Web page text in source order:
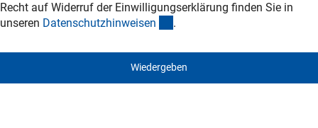
Recht auf Widerruf der Einwilligungserklärung finden Sie in
unseren Datenschutzhinweisen (interner Link)
.
Wiedergeben